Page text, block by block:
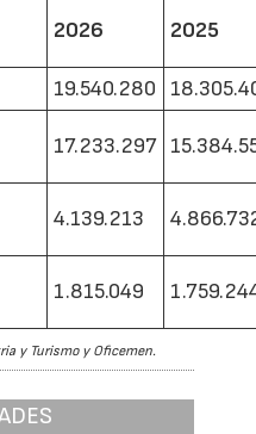
2026 2025
19.540.280
17.233.297
4.139.213
1.815.049
y Turismo y Oficemen.